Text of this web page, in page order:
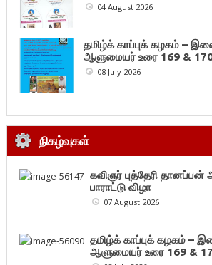
04 August 2026
தமிழ்க் காப்புக் கழகம் –
ஆளுமையர் உரை 169 &
08 July 2026
நிகழ்வுகள்
கவிஞர் புத்தேரி தானப்பன்
பாராட்டு விழா
07 August 2026
தமிழ்க் காப்புக் கழகம் –
ஆளுமையர் உரை 169 &